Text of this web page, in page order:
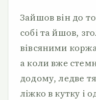
Зайшов він до
собі та йшов,
вівсяними
а коли вже
додому, ледве
ліжко в кутку і